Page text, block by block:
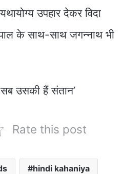
उपहार देकर विदा
के साथ-साथ जगन्नाथ भी
सब उसकी हैं संतान’
Rate this post
hindi kahaniya